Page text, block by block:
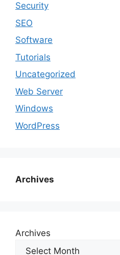
Security
SEO
Software
Tutorials
Uncategorized
Web Server
Windows
WordPress
Archives
Archives